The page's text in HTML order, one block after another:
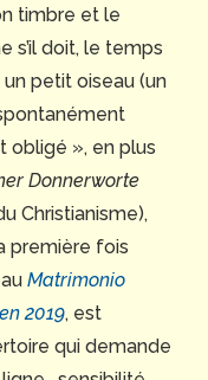
timbre et le
s’il doit, le temps
un petit oiseau (un
obligé », en plus
Donnerworte
Christianisme),
première fois
Matrimonio
2019, est
qui demande